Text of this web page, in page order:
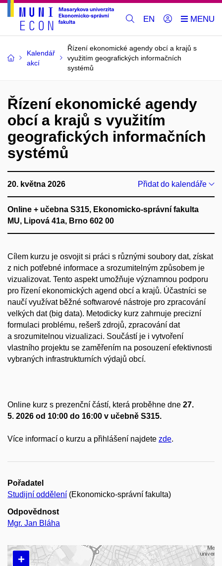
EN
Kalendář
akcí
Řízení ekonomické agendy obcí a krajů s
využitím geografických informačních
systémů
Řízení ekonomické agendy
obcí a krajů s využitím
geografických informačních
systémů
20. května 2026 Přidat do kalendáře
Online + učebna S315, Ekonomicko-správní fakulta
MU, Lipová 41a, Brno 602 00
Cílem kurzu je osvojit si práci s různými soubory dat, získat
z nich potřebné informace a srozumitelným způsobem je
vizualizovat. Tento aspekt umožňuje významnou podporu
pro řízení ekonomických agend obcí a krajů. Účastníci se
naučí využívat běžné softwarové nástroje pro zpracování
velkých dat (big data). Metodicky kurz zahrnuje precizní
formulaci problému, rešerš zdrojů, zpracování dat
a srozumitelnou vizualizaci. Součástí je i vytvoření
vlastního projektu se zaměřením na posouzení efektivnosti
vybraných infrastrukturních výdajů obcí.
Online kurz s prezenční částí, která proběhne dne 27.
5. 2026 od 10:00 do 16:00 v učebně S315.
Více informací o kurzu a přihlášení najdete zde.
Pořadatel
Studijní oddělení (Ekonomicko-správní fakulta)
Odpovědnost
Mgr. Jan Bláha
+